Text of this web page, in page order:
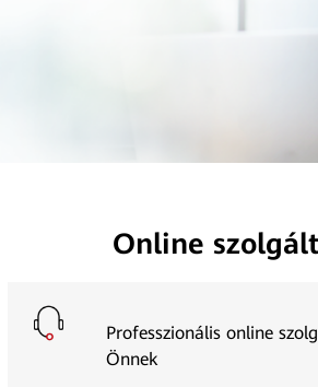
Online
Professzionális online
Önnek